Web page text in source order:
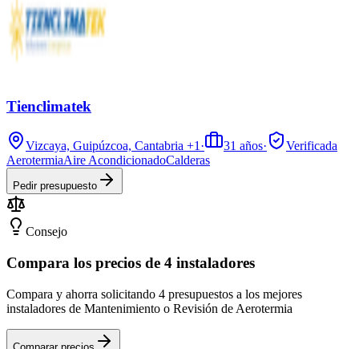
Tienclimatek
Vizcaya, Guipúzcoa, Cantabria +1 · 31 años·
Verificada
AerotermiaAire AcondicionadoCalderas
Pedir presupuesto
Consejo
Compara los precios de 4 instaladores
Compara y ahorra solicitando 4 presupuestos a los mejores
instaladores de Mantenimiento o Revisión de Aerotermia
Comparar precios